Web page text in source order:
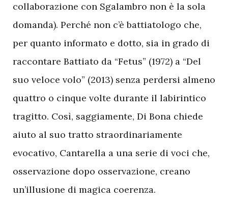
collaborazione con Sgalambro non è la sola
domanda). Perché non c’è battiatologo che,
per quanto informato e dotto, sia in grado di
raccontare Battiato da “Fetus” (1972) a “Del
suo veloce volo” (2013) senza perdersi almeno
quattro o cinque volte durante il labirintico
tragitto. Così, saggiamente, Di Bona chiede
aiuto al suo tratto straordinariamente
evocativo, Cantarella a una serie di voci che,
osservazione dopo osservazione, creano
un’illusione di magica coerenza.